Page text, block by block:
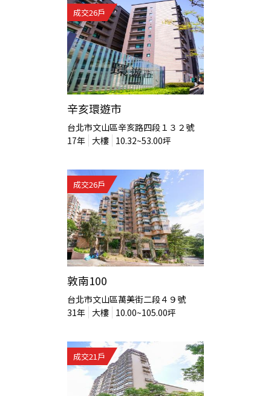
成交26戶
辛亥環遊市
台北市文山區辛亥路四段１３２號
17年 大樓 10.32~53.00坪
成交26戶
敦南100
台北市文山區萬美街二段４９號
31年 大樓 10.00~105.00坪
成交21戶